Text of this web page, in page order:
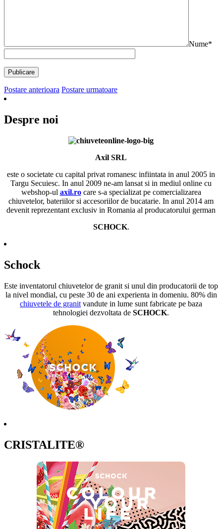
Nume*
Postare anterioara Postare urmatoare
Despre noi
Axil SRL
este o societate cu capital privat romanesc infiintata in anul 2005 in
Targu Secuiesc. In anul 2009 ne-am lansat si in mediul online cu
webshop-ul axil.rocare s-a specializat pe comercializarea
chiuvetelor, bateriilor si accesoriilor de bucatarie. In anul 2014 am
devenit reprezentant exclusiv in Romania al producatorului german
SCHOCK.
Schock
Este inventatorul chiuvetelor de granit si unul din producatorii de top
la nivel mondial, cu peste 30 de ani experienta in domeniu. 80% din
chiuvetele de granit vandute in lume sunt fabricate pe baza
tehnologiei dezvoltata de SCHOCK.
CRISTALITE®